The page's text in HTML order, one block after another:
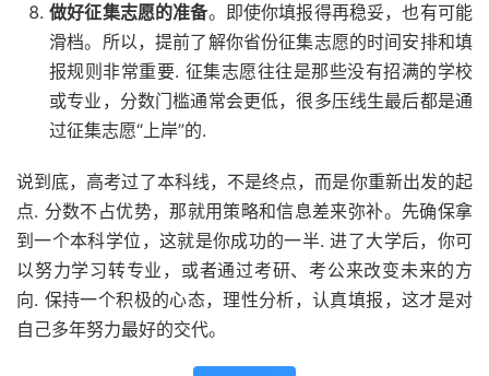
做好征集志愿的准备。即使你填报得再稳妥，也有可能
滑档。所以，提前了解你省份征集志愿的时间安排和填
报规则非常重要. 征集志愿往往是那些没有招满的学校
或专业，分数门槛通常会更低，很多压线生最后都是通
过征集志愿“上岸”的.
说到底，高考过了本科线，不是终点，而是你重新出发的起
点. 分数不占优势，那就用策略和信息差来弥补。先确保拿
到一个本科学位，这就是你成功的一半. 进了大学后，你可
以努力学习转专业，或者通过考研、考公来改变未来的方
向. 保持一个积极的心态，理性分析，认真填报，这才是对
自己多年努力最好的交代。